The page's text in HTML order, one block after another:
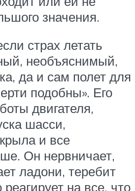
значения.
страх летать
необъяснимый,
да и сам полет для
подобны». Его
двигателя,
шасси,
и все
Он нервничает,
ладони, теребит
на все, что